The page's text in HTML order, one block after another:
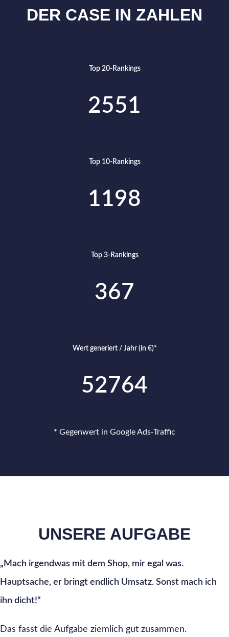
DER CASE IN ZAHLEN
Top 20-Rankings
2551
Top 10-Rankings
1198
Top 3-Rankings
367
Wert generiert / Jahr (in €)*
52764
* Gegenwert in Google Ads-Traffic
UNSERE AUFGABE
„Mach irgendwas mit dem Shop, mir egal was.
Hauptsache, er bringt endlich Umsatz. Sonst mach ich
ihn dicht!“
Das fasst die Aufgabe ziemlich gut zusammen.